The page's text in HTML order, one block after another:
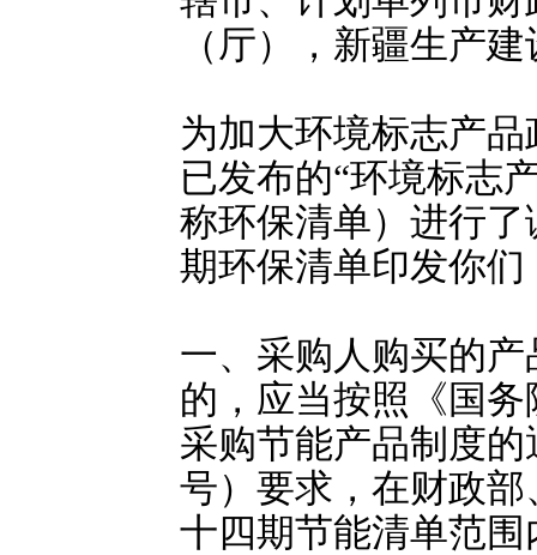
（厅），新疆生产
为加大环境标志产
已发布的“环境标志
称环保清单）进行
期环保清单印发你
一、采购人购买的
的，应当按照《国
采购节能产品制度
号）要求，在财政
十四期节能清单范